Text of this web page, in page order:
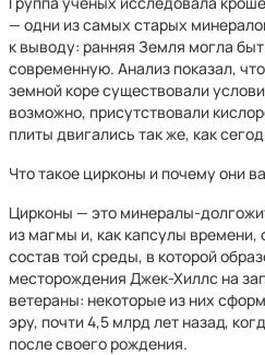
— одни из самых старых
к выводу: ранняя Земля могла
современную. Анализ показал,
земной коре существовали
возможно, присутствовали
плиты двигались так же, как
Что такое цирконы и почему они
Цирконы — это минералы-
из магмы и, как капсулы
состав той среды, в которой
месторождения Джек-Хиллс на
ветераны: некоторые из них
эру, почти 4,5 млрд лет назад,
после своего рождения.